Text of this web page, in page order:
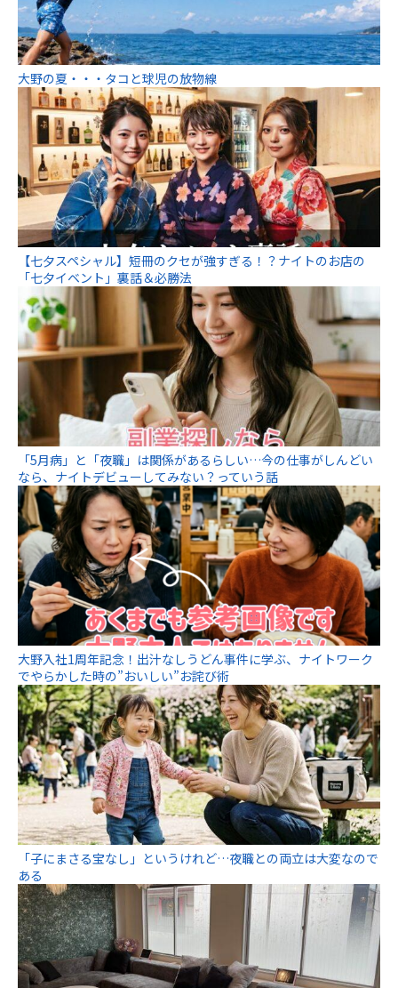
大野の夏・・・タコと球児の放物線
【七夕スペシャル】短冊のクセが強すぎる！？ナイトのお店の
「七夕イベント」裏話＆必勝法
「5月病」と「夜職」は関係があるらしい…今の仕事がしんどい
なら、ナイトデビューしてみない？っていう話
大野入社1周年記念！出汁なしうどん事件に学ぶ、ナイトワーク
でやらかした時の”おいしい”お詫び術
「子にまさる宝なし」というけれど…夜職との両立は大変なので
ある